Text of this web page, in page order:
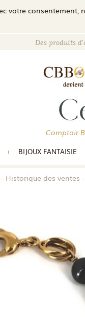
votre
Des produits
Comptoir
BIJOUX FANTAISIE
Historique des ventes